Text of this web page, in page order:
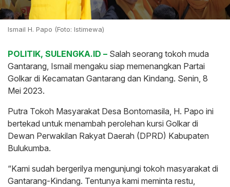
Ismail H. Papo (Foto: Istimewa)
POLITIK, SULENGKA.ID – Salah seorang tokoh muda
Gantarang, Ismail mengaku siap memenangkan Partai
Golkar di Kecamatan Gantarang dan Kindang. Senin, 8
Mei 2023.
Putra Tokoh Masyarakat Desa Bontomasila, H. Papo ini
bertekad untuk menambah perolehan kursi Golkar di
Dewan Perwakilan Rakyat Daerah (DPRD) Kabupaten
Bulukumba.
“Kami sudah bergerilya mengunjungi tokoh masyarakat di
Gantarang-Kindang. Tentunya kami meminta restu,